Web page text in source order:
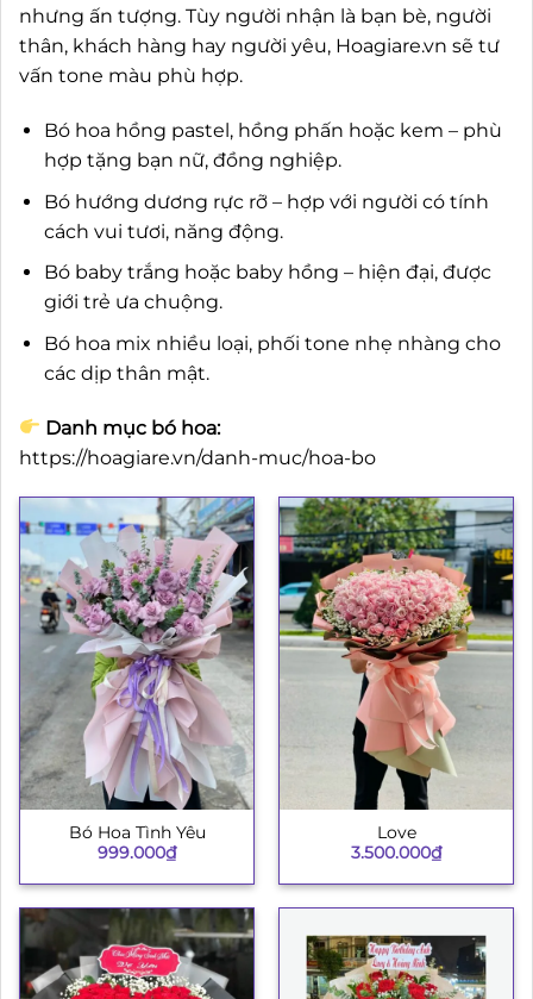
nhưng ấn tượng. Tùy người nhận là bạn bè, người
thân, khách hàng hay người yêu, Hoagiare.vn sẽ tư
vấn tone màu phù hợp.
Bó hoa hồng pastel, hồng phấn hoặc kem – phù
hợp tặng bạn nữ, đồng nghiệp.
Bó hướng dương rực rỡ – hợp với người có tính
cách vui tươi, năng động.
Bó baby trắng hoặc baby hồng – hiện đại, được
giới trẻ ưa chuộng.
Bó hoa mix nhiều loại, phối tone nhẹ nhàng cho
các dịp thân mật.
Danh mục bó hoa:
https://hoagiare.vn/danh-muc/hoa-bo
Bó Hoa Tình Yêu
999.000₫
Love
3.500.000₫